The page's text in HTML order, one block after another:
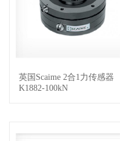
查看详情
英国Scaime 2合1力传感器
K1882-100kN